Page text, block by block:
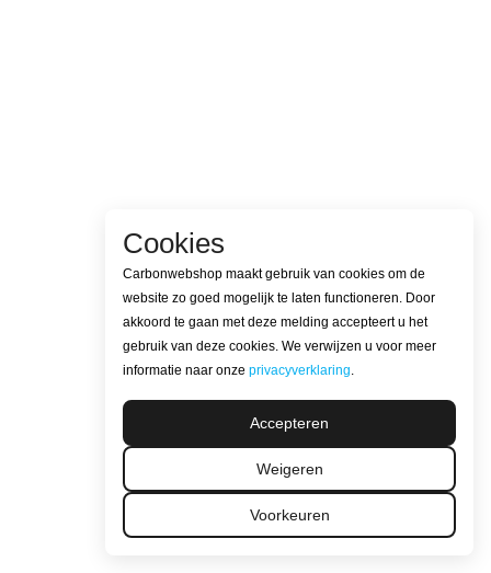
Cookies
Carbonwebshop maakt gebruik van cookies om de
website zo goed mogelijk te laten functioneren. Door
akkoord te gaan met deze melding accepteert u het
gebruik van deze cookies. We verwijzen u voor meer
informatie naar onze privacyverklaring.
Accepteren
Weigeren
Voorkeuren